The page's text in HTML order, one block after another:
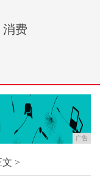
消费
广告
文 >